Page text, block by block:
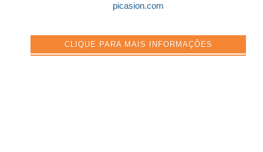
picasion.com
CLIQUE PARA MAIS INFORMAÇÕES